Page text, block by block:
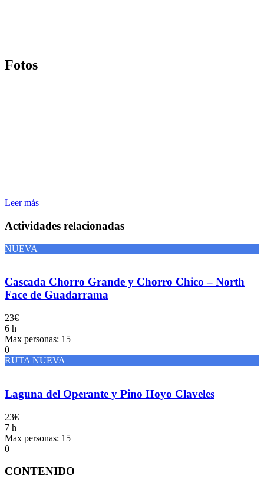
Fotos
Leer más
Actividades relacionadas
NUEVA
Cascada Chorro Grande y Chorro Chico – North
Face de Guadarrama
23€
6 h
Max personas: 15
0
RUTA NUEVA
Laguna del Operante y Pino Hoyo Claveles
23€
7 h
Max personas: 15
0
CONTENIDO